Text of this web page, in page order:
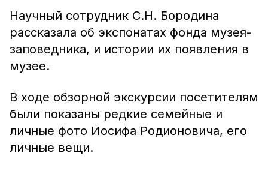
Научный сотрудник С.Н. Бородина
рассказала об экспонатах фонда музея-
заповедника, и истории их появления в
музее.
В ходе обзорной экскурсии посетителям
были показаны редкие семейные и
личные фото Иосифа Родионовича, его
личные вещи.